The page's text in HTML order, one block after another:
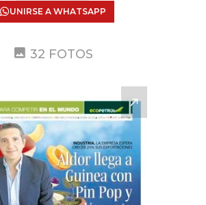
UNIRSE A WHATSAPP
32 FOTOS